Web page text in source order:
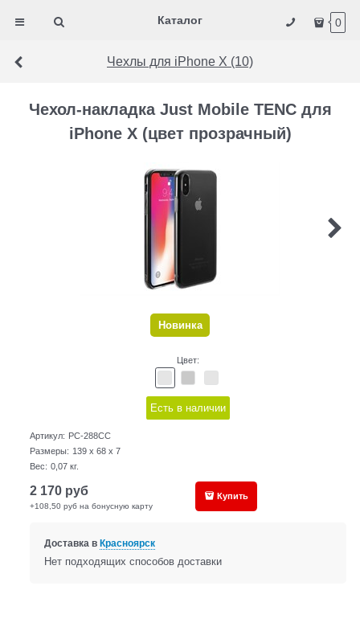
Каталог 0
Чехлы для iPhone X (10)
Чехол-накладка Just Mobile TENC для
iPhone X (цвет прозрачный)
Новинка
Цвет:
Есть в наличии
Артикул: PC-288CC
Размеры: 139 x 68 x 7
Вес: 0,07 кг.
2 170 руб
+108,50 руб на бонусную карту
Купить
Доставка в Красноярск
Нет подходящих способов доставки